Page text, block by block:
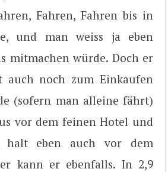
Fahren, Fahren bis in
und man weiss ja eben
mitmachen würde. Doch er
noch zum Einkaufen
(sofern man alleine fährt)
vor dem feinen Hotel und
halt eben auch vor dem
kann er ebenfalls. In 2,9